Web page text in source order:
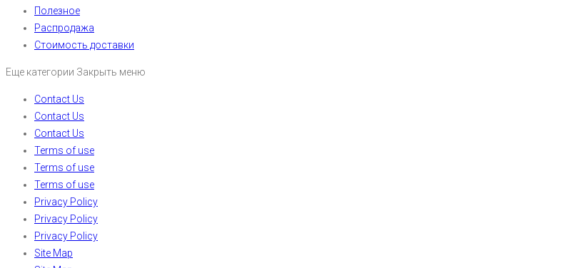
Полезное
Распродажа
Стоимость доставки
Еще категории Закрыть меню
Contact Us
Contact Us
Contact Us
Terms of use
Terms of use
Terms of use
Privacy Policy
Privacy Policy
Privacy Policy
Site Map